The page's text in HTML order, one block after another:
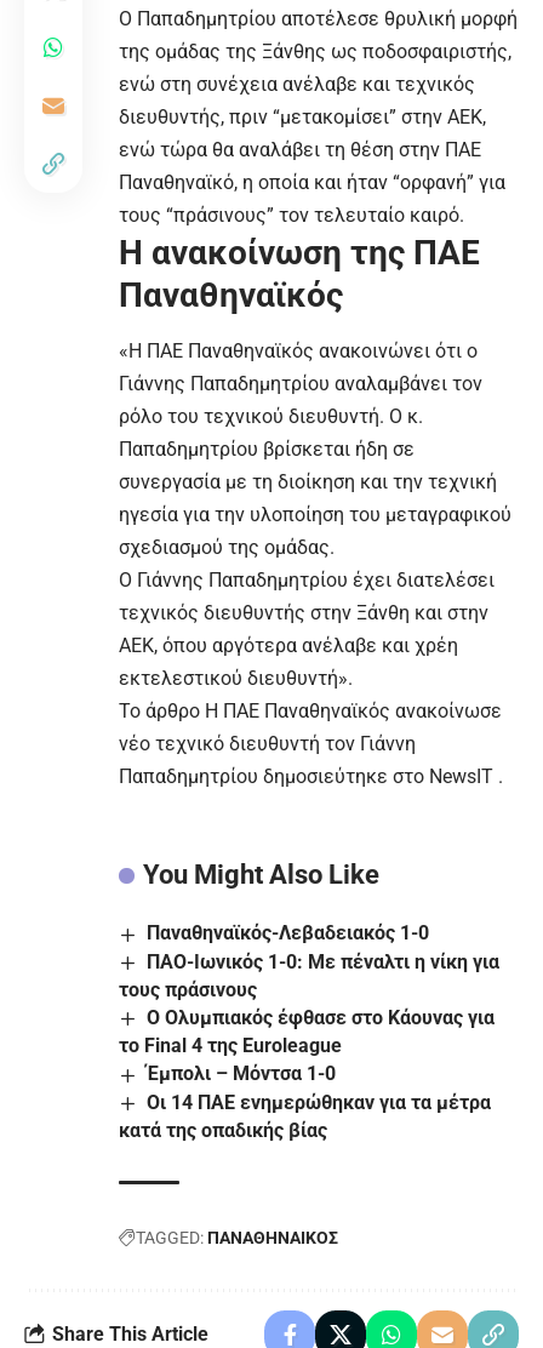
Ο Παπαδημητρίου αποτέλεσε θρυλική μορφή
της ομάδας της Ξάνθης ως ποδοσφαιριστής,
ενώ στη συνέχεια ανέλαβε και τεχνικός
διευθυντής, πριν “μετακομίσει” στην ΑΕΚ,
ενώ τώρα θα αναλάβει τη θέση στην ΠΑΕ
Παναθηναϊκό, η οποία και ήταν “ορφανή” για
τους “πράσινους” τον τελευταίο καιρό.
Η ανακοίνωση της ΠΑΕ
Παναθηναϊκός
«Η ΠΑΕ Παναθηναϊκός ανακοινώνει ότι ο
Γιάννης Παπαδημητρίου αναλαμβάνει τον
ρόλο του τεχνικού διευθυντή. Ο κ.
Παπαδημητρίου βρίσκεται ήδη σε
συνεργασία με τη διοίκηση και την τεχνική
ηγεσία για την υλοποίηση του μεταγραφικού
σχεδιασμού της ομάδας.
Ο Γιάννης Παπαδημητρίου έχει διατελέσει
τεχνικός διευθυντής στην Ξάνθη και στην
ΑΕΚ, όπου αργότερα ανέλαβε και χρέη
εκτελεστικού διευθυντή».
To άρθρο Η ΠΑΕ Παναθηναϊκός ανακοίνωσε
νέο τεχνικό διευθυντή τον Γιάννη
Παπαδημητρίου δημοσιεύτηκε στο NewsIT .
You Might Also Like
Παναθηναϊκός-Λεβαδειακός 1-0
ΠΑΟ-Ιωνικός 1-0: Με πέναλτι η νίκη για
τους πράσινους
Ο Ολυμπιακός έφθασε στο Κάουνας για
το Final 4 της Euroleague
Έμπολι – Μόντσα 1-0
Οι 14 ΠΑΕ ενημερώθηκαν για τα μέτρα
κατά της οπαδικής βίας
TAGGED:ΠΑΝΑΘΗΝΑΙΚΟΣ
Share This Article